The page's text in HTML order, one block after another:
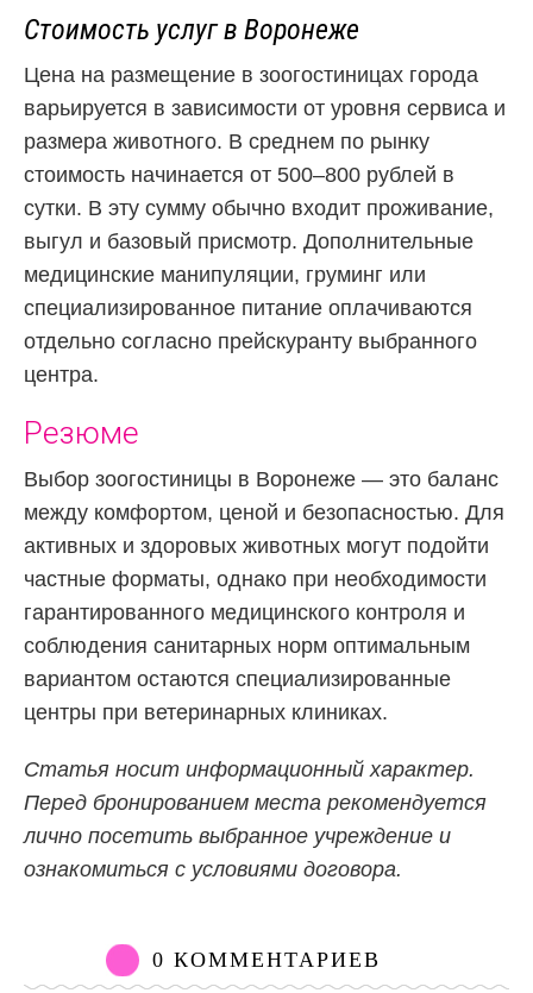
Стоимость услуг в Воронеже
Цена на размещение в зоогостиницах города
варьируется в зависимости от уровня сервиса и
размера животного. В среднем по рынку
стоимость начинается от 500–800 рублей в
сутки. В эту сумму обычно входит проживание,
выгул и базовый присмотр. Дополнительные
медицинские манипуляции, груминг или
специализированное питание оплачиваются
отдельно согласно прейскуранту выбранного
центра.
Резюме
Выбор зоогостиницы в Воронеже — это баланс
между комфортом, ценой и безопасностью. Для
активных и здоровых животных могут подойти
частные форматы, однако при необходимости
гарантированного медицинского контроля и
соблюдения санитарных норм оптимальным
вариантом остаются специализированные
центры при ветеринарных клиниках.
Статья носит информационный характер.
Перед бронированием места рекомендуется
лично посетить выбранное учреждение и
ознакомиться с условиями договора.
0 КОММЕНТАРИЕВ